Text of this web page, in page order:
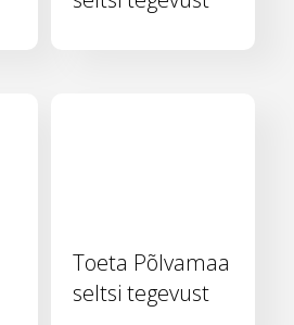
Toeta Põlvamaa
seltsi tegevust